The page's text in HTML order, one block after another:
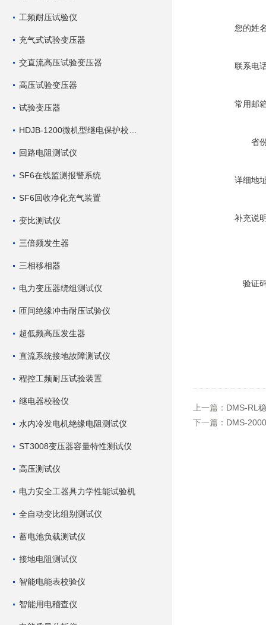
工频耐压试验仪
充气式试验变压器
交直流高压试验变压器
高压试验变压器
试验变压器
回路电阻测试仪
SF6在线监测报警系统
SF6回收净化充气装置
变比测试仪
三倍频发生器
三相移相器
电力变压器绕组测试仪
匝间绝缘冲击耐压试验仪
超低频高压发生器
直流系统接地故障测试仪
程控工频耐压试验装置
继电器校验仪
水内冷发电机绝缘电阻测试仪
ST3008变压器容量特性测试仪
高压测试仪
电力安全工器具力学性能试验机
全自动变比组别测试仪
蓄电池负载测试仪
接地电阻测试仪
智能电能表校验仪
智能用电稽查仪
您的姓
联系电
常用邮
省
详细地
补充说
验证
上一篇： DMS-RL
下一篇： DMS-